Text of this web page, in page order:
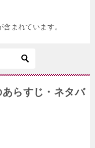
まれています。
あらすじ・ネタバ